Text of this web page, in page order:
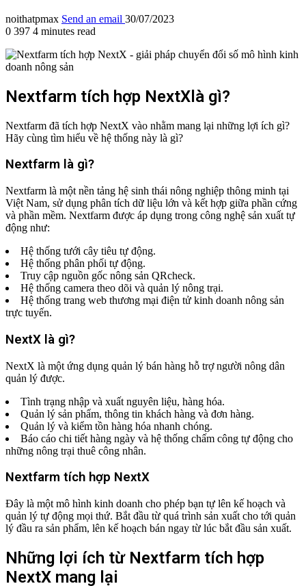
noithatpmax Send an email 30/07/2023
0 397 4 minutes read
Nextfarm tích hợp NextXlà gì?
Nextfarm đã tích hợp NextX vào nhằm mang lại những lợi ích gì?
Hãy cùng tìm hiểu về hệ thống này là gì?
Nextfarm là gì?
Nextfarm là một nền tảng hệ sinh thái nông nghiệp thông minh tại
Việt Nam, sử dụng phân tích dữ liệu lớn và kết hợp giữa phần cứng
và phần mềm. Nextfarm được áp dụng trong công nghệ sản xuất tự
động như:
Hệ thống tưới cây tiêu tự động.
Hệ thống phân phối tự động.
Truy cập nguồn gốc nông sản QRcheck.
Hệ thống camera theo dõi và quản lý nông trại.
Hệ thống trang web thương mại điện tử kinh doanh nông sản
trực tuyến.
NextX là gì?
NextX là một ứng dụng quản lý bán hàng hỗ trợ người nông dân
quản lý được.
Tình trạng nhập và xuất nguyên liệu, hàng hóa.
Quản lý sản phẩm, thông tin khách hàng và đơn hàng.
Quản lý và kiểm tồn hàng hóa nhanh chóng.
Báo cáo chi tiết hàng ngày và hệ thống chấm công tự động cho
những nông trại thuê công nhân.
Nextfarm tích hợp NextX
Đây là một mô hình kinh doanh cho phép bạn tự lên kế hoạch và
quản lý tự động mọi thứ. Bắt đầu từ quá trình sản xuất cho tới quản
lý đầu ra sản phẩm, lên kế hoạch bán ngay từ lúc bắt đầu sản xuất.
Những lợi ích từ Nextfarm tích hợp
NextX mang lại